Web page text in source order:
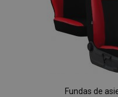
Fundas de